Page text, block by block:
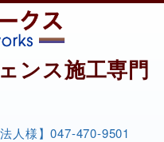
ンス施工専門
法人様】047-470-9501